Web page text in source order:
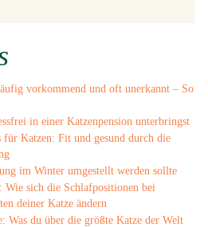
vorkommend und oft unerkannt – So
in einer Katzenpension unterbringst
für Katzen: Fit und gesund durch die
im Winter umgestellt werden sollte
sich die Schlafpositionen bei
deiner Katze ändern
Was du über die größte Katze der Welt